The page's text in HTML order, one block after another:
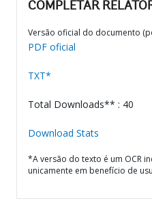
COMPLETAR
Versão oficial do documento
PDF oficial
TXT*
Total Downloads** : 40
Download Stats
*A versão do texto é um OCR
unicamente em benefício de